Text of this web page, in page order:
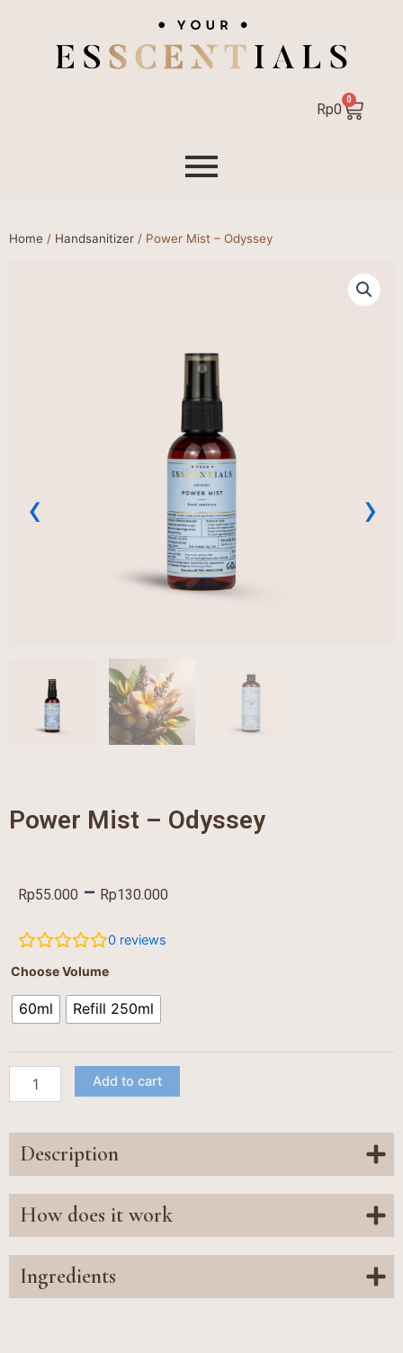
Rp0
0
Cart
Home / Handsanitizer / Power Mist – Odyssey
Power Mist – Odyssey
Rp55.000 – Rp130.000
0 reviews
Choose Volume
60ml Refill 250ml
Power
Odyssey
Add to cart
Description
How does it work
Ingredients